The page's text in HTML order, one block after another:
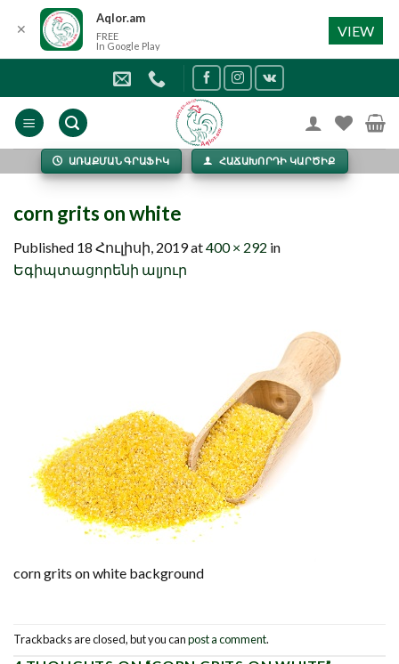
content
ԱՌԱՔՄԱՆ ԳՐԱՖԻԿ ՀԱՃԱԽՈՐԴԻ ԿԱՐԾԻՔ
corn grits on white
Published 18 Հուլիսի, 2019at400 × 292 in
Եգիպտացորենի ալյուր
corn grits on white background
Trackbacks are closed, but you canpost a comment.
✕
Aqlor.am
FREE
In Google Play
VIEW